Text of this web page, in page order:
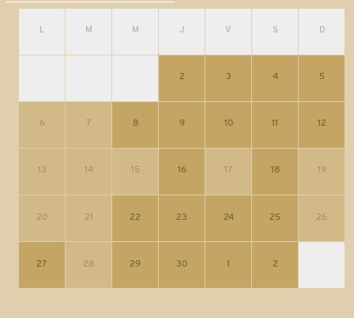
M M J V S D
2 3 4 5
6 7 8 9 10 11 12
13 14 15 16 17 18 19
20 21 22 23 24 25 26
27 28 29 30 1 2